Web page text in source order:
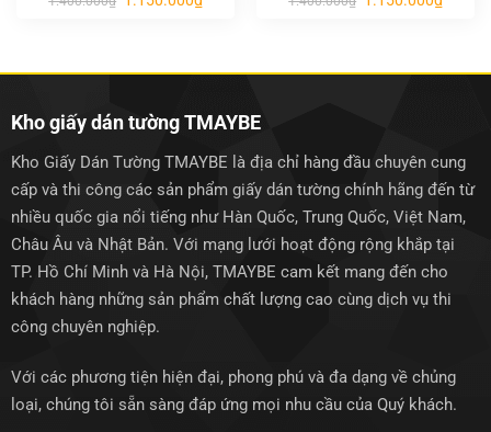
gốc
hiện
gốc
hiện
Kho giấy dán tường TMAYBE
Kho Giấy Dán Tường TMAYBE là địa chỉ hàng đầu chuyên cung
cấp và thi công các sản phẩm giấy dán tường chính hãng đến từ
nhiều quốc gia nổi tiếng như Hàn Quốc, Trung Quốc, Việt Nam,
Châu Âu và Nhật Bản. Với mạng lưới hoạt động rộng khắp tại
TP. Hồ Chí Minh và Hà Nội, TMAYBE cam kết mang đến cho
khách hàng những sản phẩm chất lượng cao cùng dịch vụ thi
công chuyên nghiệp.
Với các phương tiện hiện đại, phong phú và đa dạng về chủng
loại, chúng tôi sẵn sàng đáp ứng mọi nhu cầu của Quý khách.